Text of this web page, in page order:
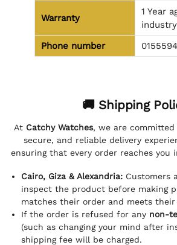
Warranty
1 Year
Phone number
🚚 Shipping
At Catchy Watches, we are
secure, and reliable delivery
ensuring that every order reaches you
Cairo, Giza & Alexandria: Customers
inspect the product before making
matches their order and meets their
If the order is refused for any non-
(such as changing your mind after
shipping fee will be charged.